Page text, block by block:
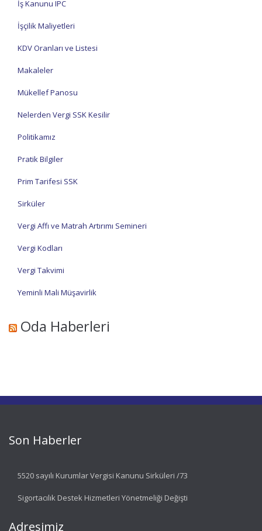
İş Kanunu IPC
İşçilik Maliyetleri
KDV Oranları ve Listesi
Makaleler
Mükellef Panosu
Nelerden Vergi SSK Kesilir
Politikamız
Pratik Bilgiler
Prim Tarifesi SSK
Sirküler
Vergi Affı ve Matrah Artırımı Semineri
Vergi Kodları
Vergi Takvimi
Yeminli Mali Müşavirlik
Oda Haberleri
Son Haberler
5520 sayılı Kurumlar Vergisi Kanunu Sirküleri /73
Sigortacılık Destek Hizmetleri Yönetmeliği Değişti
Adresimiz